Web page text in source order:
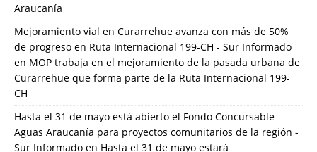
Araucanía
Mejoramiento vial en Curarrehue avanza con más de 50%
de progreso en Ruta Internacional 199-CH - Sur Informado
en MOP trabaja en el mejoramiento de la pasada urbana de
Curarrehue que forma parte de la Ruta Internacional 199-
CH
Hasta el 31 de mayo está abierto el Fondo Concursable
Aguas Araucanía para proyectos comunitarios de la región -
Sur Informado en Hasta el 31 de mayo estará